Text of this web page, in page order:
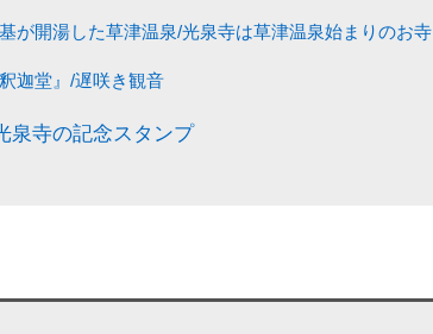
が開湯した草津温泉/光泉寺は草津温泉始まりのお寺
釈迦堂』/遅咲き観音
泉寺の記念スタンプ